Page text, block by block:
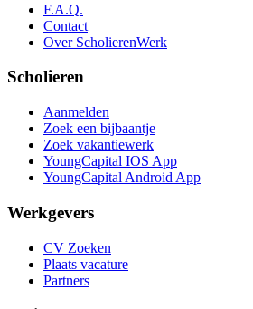
F.A.Q.
Contact
Over ScholierenWerk
Scholieren
Aanmelden
Zoek een bijbaantje
Zoek vakantiewerk
YoungCapital IOS App
YoungCapital Android App
Werkgevers
CV Zoeken
Plaats vacature
Partners